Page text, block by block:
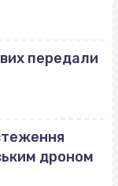
передали
дроном